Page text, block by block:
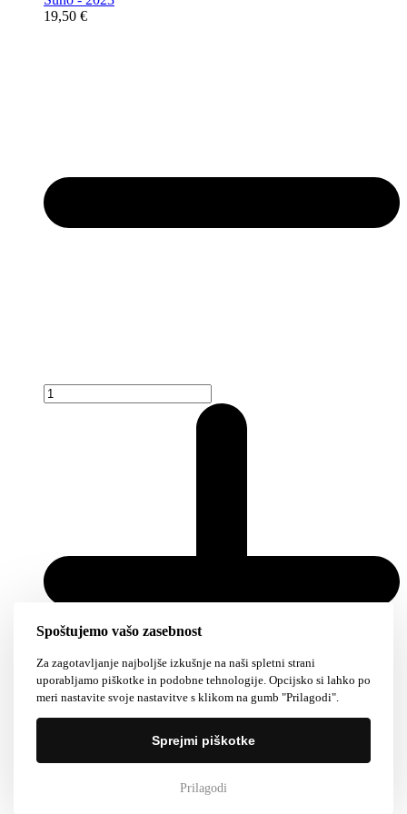
19,50 €
Spoštujemo vašo zasebnost
Za zagotavljanje najboljše izkušnje na naši spletni strani
uporabljamo piškotke in podobne tehnologije. Opcijsko si lahko po
meri nastavite svoje nastavitve s klikom na gumb "Prilagodi".
Sprejmi piškotke
Prilagodi